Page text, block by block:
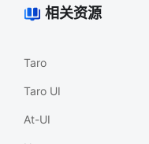
相关资源
Taro
Taro UI
At-UI